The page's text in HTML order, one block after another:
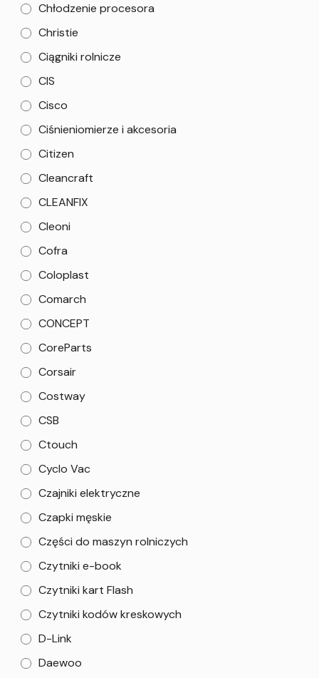
Chłodzenie procesora
Christie
Ciągniki rolnicze
CIS
Cisco
Ciśnieniomierze i akcesoria
Citizen
Cleancraft
CLEANFIX
Cleoni
Cofra
Coloplast
Comarch
CONCEPT
CoreParts
Corsair
Costway
CSB
Ctouch
Cyclo Vac
Czajniki elektryczne
Czapki męskie
Części do maszyn rolniczych
Czytniki e-book
Czytniki kart Flash
Czytniki kodów kreskowych
D-Link
Daewoo